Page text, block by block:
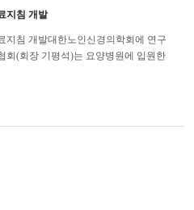
지침 개발
지침 개발대한노인신경의학회에 연구
회(회장 기평석)는 요양병원에 입원한
물 사용을 줄이고, 비약물...